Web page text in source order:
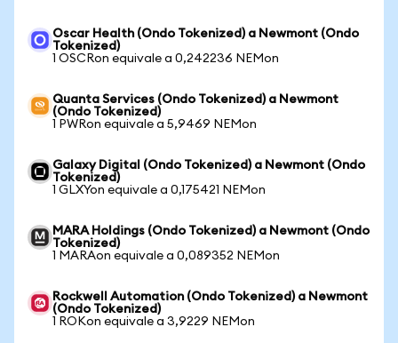
Oscar Health (Ondo Tokenized) a Newmont (Ondo
Tokenized)
1 OSCRon equivale a 0,242236 NEMon
Quanta Services (Ondo Tokenized) a Newmont
(Ondo Tokenized)
1 PWRon equivale a 5,9469 NEMon
Galaxy Digital (Ondo Tokenized) a Newmont (Ondo
Tokenized)
1 GLXYon equivale a 0,175421 NEMon
MARA Holdings (Ondo Tokenized) a Newmont (Ondo
Tokenized)
1 MARAon equivale a 0,089352 NEMon
Rockwell Automation (Ondo Tokenized) a Newmont
(Ondo Tokenized)
1 ROKon equivale a 3,9229 NEMon